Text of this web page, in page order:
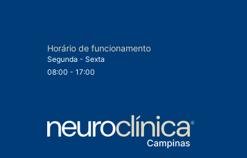
Horário de funcionamento
Segunda - Sexta
08:00 - 17:00